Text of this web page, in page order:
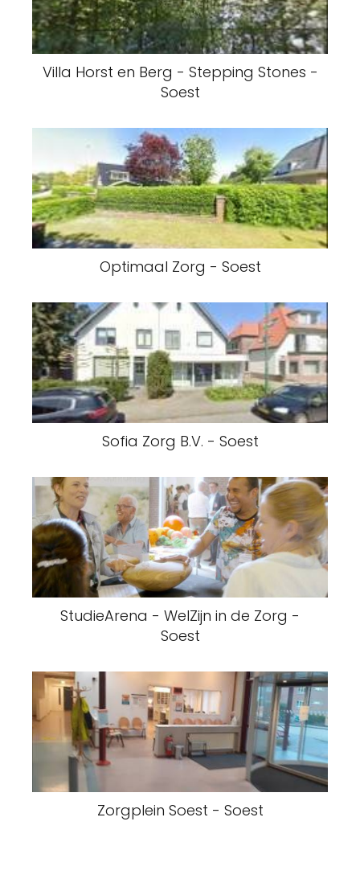
Villa Horst en Berg - Stepping Stones -
Soest
Optimaal Zorg - Soest
Sofia Zorg B.V. - Soest
StudieArena - WelZijn in de Zorg -
Soest
Zorgplein Soest - Soest